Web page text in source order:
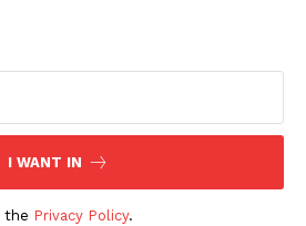
I WANT IN
the Privacy Policy.